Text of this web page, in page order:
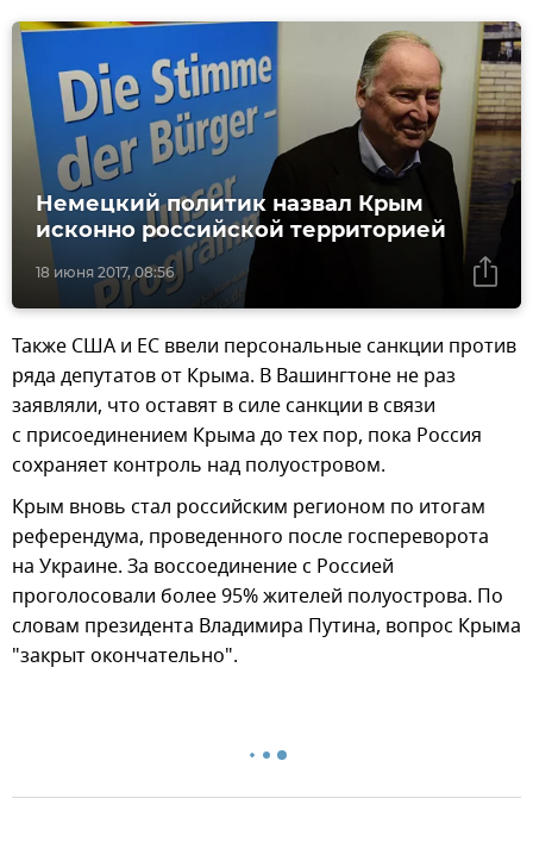
18 июня 2017, 08:56
Немецкий политик назвал Крым
исконно российской территорией
Также США и ЕС ввели персональные санкции против
ряда депутатов от Крыма. В Вашингтоне не раз
заявляли, что оставят в силе санкции в связи
с присоединением Крыма до тех пор, пока Россия
сохраняет контроль над полуостровом.
Крым вновь стал российским регионом по итогам
референдума, проведенного после госпереворота
на Украине. За воссоединение с Россией
проголосовали более 95% жителей полуострова. По
словам президента Владимира Путина, вопрос Крыма
"закрыт окончательно".